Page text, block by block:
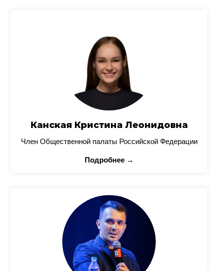
Канская Кристина Леонидовна
Член Общественной палаты Российской Федерации
Подробнее →